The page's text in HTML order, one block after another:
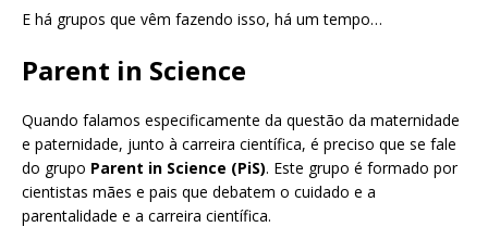
E há grupos que vêm fazendo isso, há um tempo…
Parent in Science
Quando falamos especificamente da questão da maternidade
e paternidade, junto à carreira científica, é preciso que se fale
do grupo Parent in Science (PiS). Este grupo é formado por
cientistas mães e pais que debatem o cuidado e a
parentalidade e a carreira científica.